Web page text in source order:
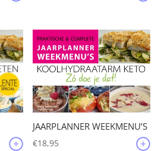
JAARPLANNER WEEKMENU’S
€18,95